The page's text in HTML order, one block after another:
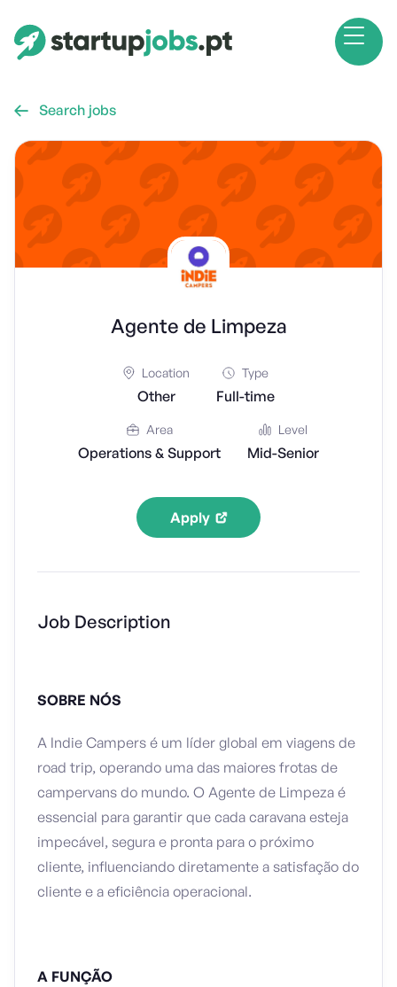
 Search jobs
Agente de Limpeza
Location
Other
Type
Full-time
Area
Operations & Support
Level
Mid-Senior
Apply
Job Description
SOBRE NÓS
A Indie Campers é um líder global em viagens de
road trip, operando uma das maiores frotas de
campervans do mundo. O Agente de Limpeza é
essencial para garantir que cada caravana esteja
impecável, segura e pronta para o próximo
cliente, influenciando diretamente a satisfação do
cliente e a eficiência operacional.
A FUNÇÃO